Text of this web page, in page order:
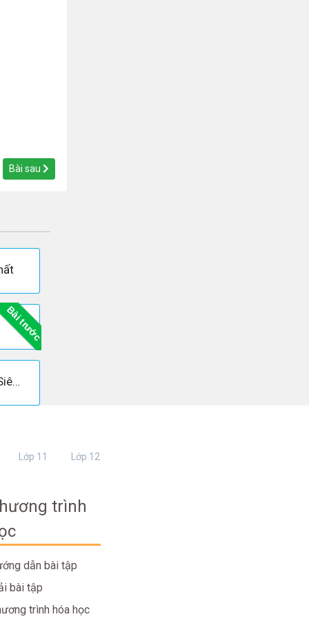
Bài sau
Bài trước
Soạn bài: Luật thơ (Tiếp theo - Siêu ngắn)
Lớp 11 Lớp 12
trình
dẫn bài tập
bài tập
trình hóa học